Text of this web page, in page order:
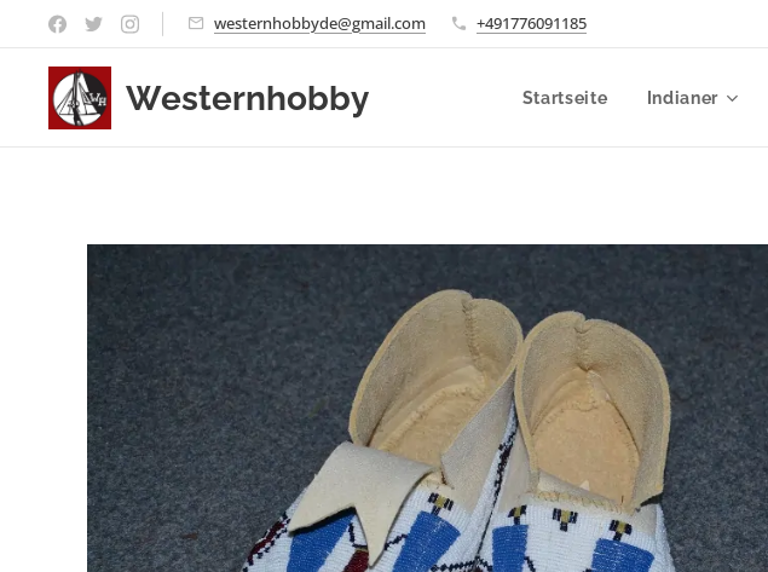
westernhobbyde@gmail.com +491776091185
Westernhobby Startseite Indianer